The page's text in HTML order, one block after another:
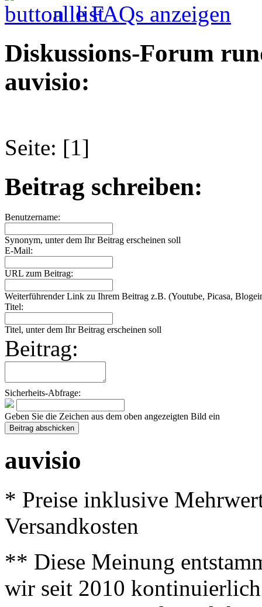
alle FAQs anzeigen
Diskussions-Forum
auvisio:
Seite: [1]
Beitrag schreiben:
Benutzername:
Synonym, unter dem Ihr Beitrag erscheinen soll
E-Mail:
URL zum Beitrag:
Weiterführender Link zu Ihrem Beitrag z.B. (Youtube, Picasa,
Titel:
Titel, unter dem Ihr Beitrag erscheinen soll
Beitrag:
Sicherheits-Abfrage:
Geben Sie die Zeichen aus dem oben angezeigten Bild ein
auvisio
* Preise inklusive
Versandkosten
** Diese Meinung
wir seit 2010